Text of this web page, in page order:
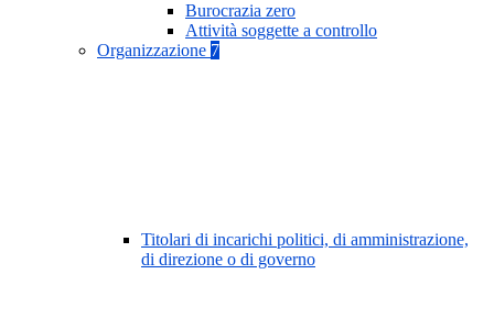
Burocrazia zero
Attività soggette a controllo
Organizzazione 7
Titolari di incarichi politici, di amministrazione,
di direzione o di governo